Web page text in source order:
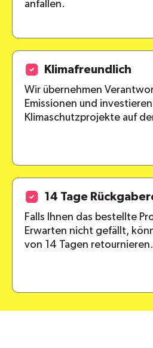
anfallen.
Klimafreundlich
Wir übernehmen
Emissionen und
Klimaschutzprojekte auf
14 Tage
Falls Ihnen das bestellte
Erwarten nicht gefällt,
von 14 Tagen retournieren.